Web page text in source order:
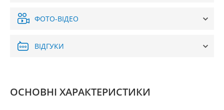
ФОТО-ВІДЕО
ВІДГУКИ
ОСНОВНІ ХАРАКТЕРИСТИКИ